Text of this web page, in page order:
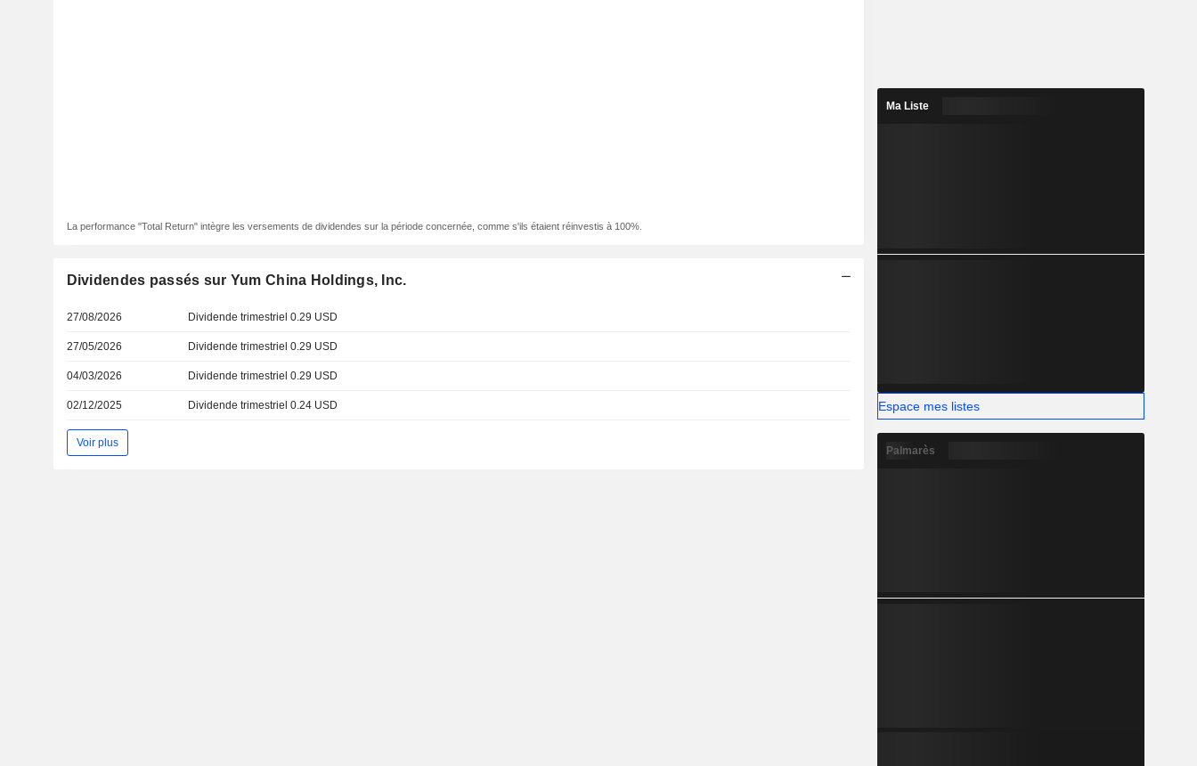
La performance "Total Return" intègre les versements de dividendes sur la période concernée, comme s'ils étaient réinvestis à 100%.
Dividendes passés sur Yum China Holdings, Inc.
27/08/2026 Dividende trimestriel 0.29 USD
27/05/2026 Dividende trimestriel 0.29 USD
04/03/2026 Dividende trimestriel 0.29 USD
02/12/2025 Dividende trimestriel 0.24 USD
Voir plus
Ma Liste
Espace mes listes
Palmarès